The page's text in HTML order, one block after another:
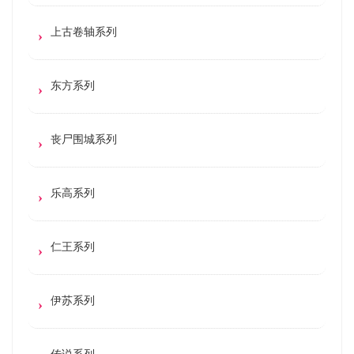
上古卷轴系列
东方系列
丧尸围城系列
乐高系列
仁王系列
伊苏系列